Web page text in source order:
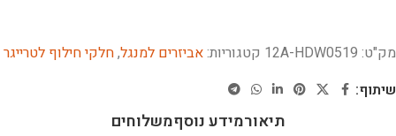
מק"ט: 12A-HDW0519 קטגוריות:אביזרים למנגל,חלקי חילוף לטרייגר
שיתוף:
תיאורמידע נוסףמשלוחים